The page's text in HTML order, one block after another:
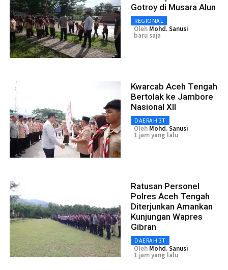
Gotroy di Musara Alun
REGIONAL
Oleh Mohd. Sanusi
baru saja
Kwarcab Aceh Tengah
Bertolak ke Jambore
Nasional XII
DAERAH 3T
Oleh Mohd. Sanusi
1 jam yang lalu
Ratusan Personel
Polres Aceh Tengah
Diterjunkan Amankan
Kunjungan Wapres
Gibran
DAERAH 3T
Oleh Mohd. Sanusi
1 jam yang lalu